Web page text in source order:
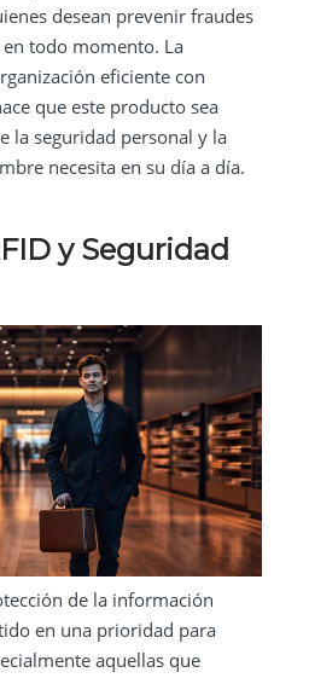
desean prevenir fraudes
todo momento. La
eficiente con
que este producto sea
la seguridad personal y la
necesita en su día a día.
y Seguridad
de la información
en una prioridad para
aquellas que